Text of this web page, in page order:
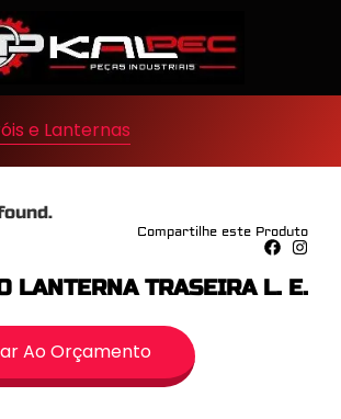
e Lanternas
Compartilhe este Produto
LANTERNA TRASEIRA L. E.
Ao Orçamento